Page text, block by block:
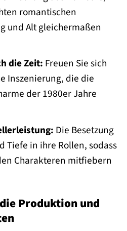
romantischen
und Alt gleichermaßen
die Zeit: Freuen Sie sich
Inszenierung, die die
der 1980er Jahre
Die Besetzung
Tiefe in ihre Rollen, sodass
Charakteren mitfiebern
Produktion und